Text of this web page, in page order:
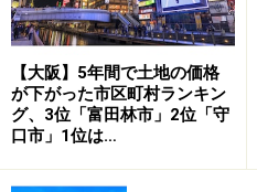
【大阪】5年間で土地の価格
が下がった市区町村ランキン
グ、3位「富田林市」2位「守
口市」1位は…